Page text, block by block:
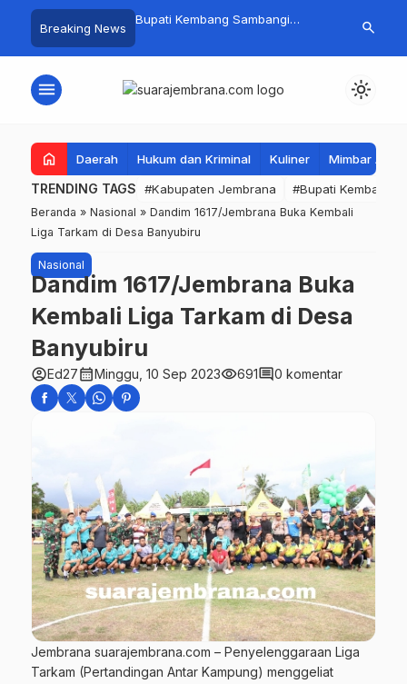
Breaking News
PKK Provinsi Bali di
Omzet Ratusan
Bupati Kembang Sambangi
Bantuan Disalurkan untuk
Tim
Perairan
search
menu light_mode
home Daerah Hukum dan Kriminal Kuliner Mimbar
TRENDING TAGS #Kabupaten Jembrana #Bupati Kembang
Beranda » Nasional » Dandim 1617/Jembrana Buka Kembali
Liga Tarkam di Desa Banyubiru
Nasional
Dandim 1617/Jembrana Buka
Kembali Liga Tarkam di Desa
Banyubiru
account_circleEd27calendar_monthMinggu, 10 Sep 2023visibility691comment0 komentar
Jembrana suarajembrana.com – Penyelenggaraan Liga
Tarkam (Pertandingan Antar Kampung) menggeliat